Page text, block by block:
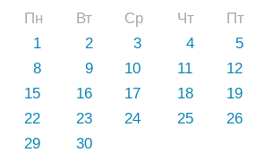
Пн Вт Ср Чт Пт
1
2 3 4 5
8
9 10 11 12
15
16 17 18 19
22
23 24 25 26
29
30